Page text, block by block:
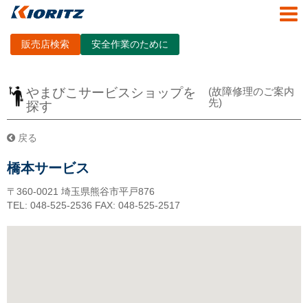
販売店検索 安全作業のために
やまびこサービスショップを
探す
(故障修理のご案内
先)
戻る
橋本サービス
〒360-0021 埼玉県熊谷市平戸876
TEL: 048-525-2536 FAX: 048-525-2517